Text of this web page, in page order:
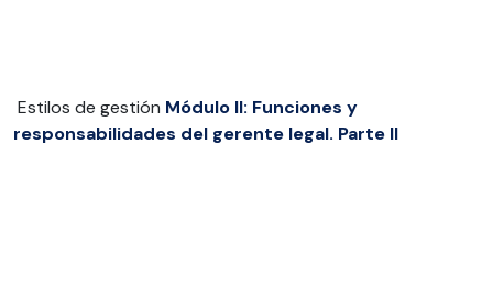
Estilos de gestión Módulo II: Funciones y
responsabilidades del gerente legal. Parte II